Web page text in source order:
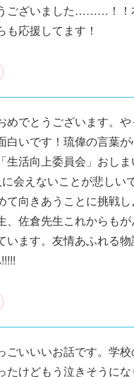
ございました………！！
も応援してます！
めでとうございます。
白いです！琉偉の言葉が
生活向上委員会」おしま
に会えないことが悲しい
て向きあうことに挑戦
、佐倉先生これからもが
います。友情あふれる
ごいいいお話です。学
たけどもう泣きそうに
世にもふしぎな
ＳＣＰガチャ！